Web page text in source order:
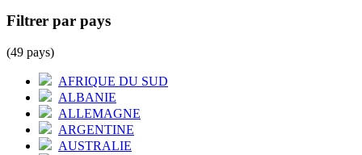
Filtrer par pays
(49 pays)
AFRIQUE DU SUD
ALBANIE
ALLEMAGNE
ARGENTINE
AUSTRALIE